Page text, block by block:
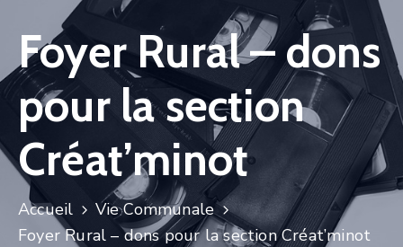
Tourisme
Manifestations
Municipale
Services
Jeunesse
Foyer Rural – dons
pour la section
Créat’minot
Accueil
Vie Communale
Foyer Rural – dons pour la section Créat’minot